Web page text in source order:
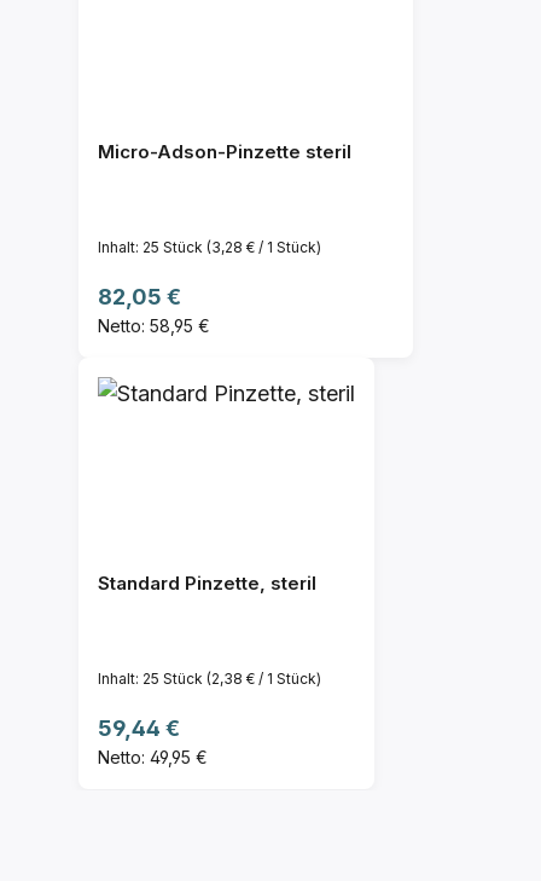
Micro-Adson-Pinzette steril
Inhalt: 25 Stück (3,28 € / 1 Stück)
Regulärer Preis:
82,05 €
Netto: 58,95 €
Standard Pinzette, steril
Inhalt: 25 Stück (2,38 € / 1 Stück)
Regulärer Preis:
59,44 €
Netto: 49,95 €